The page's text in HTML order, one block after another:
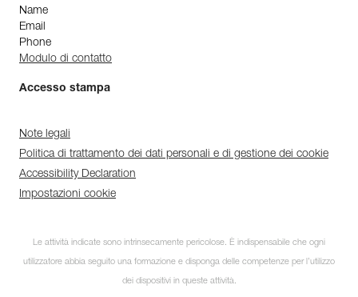
Name
Email
Phone
Modulo di contatto
Accesso stampa
Note legali
Politica di trattamento dei dati personali e di gestione dei cookie
Accessibility Declaration
Impostazioni cookie
Le attività indicate sono intrinsecamente pericolose. È indispensabile che ogni
utilizzatore abbia seguito una formazione e disponga delle competenze per l’utilizzo
dei dispositivi in queste attività.